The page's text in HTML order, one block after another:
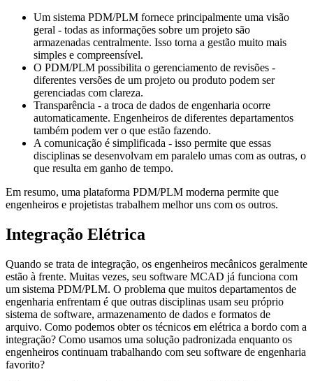
Um sistema PDM/PLM fornece principalmente uma visão
geral - todas as informações sobre um projeto são
armazenadas centralmente. Isso torna a gestão muito mais
simples e compreensível.
O PDM/PLM possibilita o gerenciamento de revisões -
diferentes versões de um projeto ou produto podem ser
gerenciadas com clareza.
Transparência - a troca de dados de engenharia ocorre
automaticamente. Engenheiros de diferentes departamentos
também podem ver o que estão fazendo.
A comunicação é simplificada - isso permite que essas
disciplinas se desenvolvam em paralelo umas com as outras, o
que resulta em ganho de tempo.
Em resumo, uma plataforma PDM/PLM moderna permite que
engenheiros e projetistas trabalhem melhor uns com os outros.
Integração Elétrica
Quando se trata de integração, os engenheiros mecânicos geralmente
estão à frente. Muitas vezes, seu software MCAD já funciona com
um sistema PDM/PLM. O problema que muitos departamentos de
engenharia enfrentam é que outras disciplinas usam seu próprio
sistema de software, armazenamento de dados e formatos de
arquivo. Como podemos obter os técnicos em elétrica a bordo com a
integração? Como usamos uma solução padronizada enquanto os
engenheiros continuam trabalhando com seu software de engenharia
favorito?